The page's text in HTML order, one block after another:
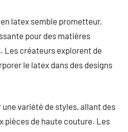
latex semble prometteur,
pour des matières
Les créateurs explorent de
le latex dans des designs
variété de styles, allant des
pièces de haute couture. Les